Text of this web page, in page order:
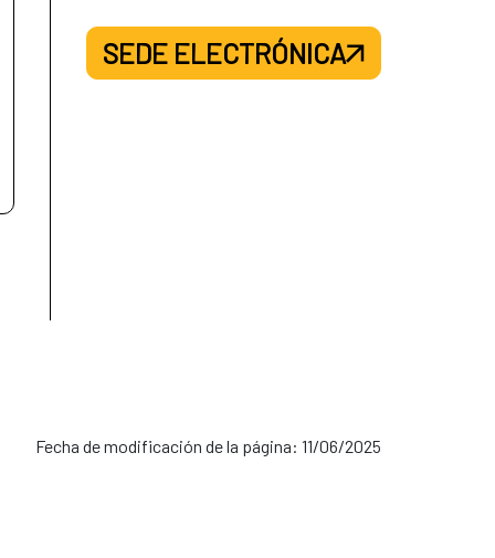
SEDE ELECTRÓNICA
Fecha de modificación de la página: 11/06/2025